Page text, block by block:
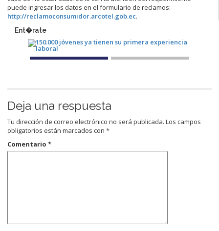
puede ingresar los datos en el formulario de reclamos:
http://reclamoconsumidor.arcotel.gob.ec.
Ent�rate
Deja una respuesta
Tu dirección de correo electrónico no será publicada. Los campos
obligatorios están marcados con *
Comentario *